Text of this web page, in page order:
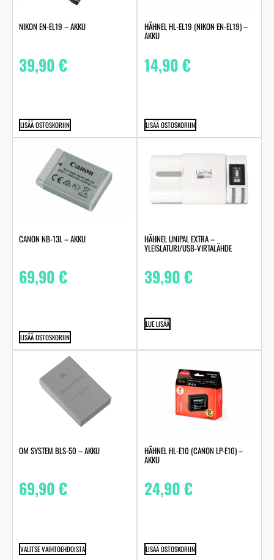
NIKON EN-EL19 – AKKU
39,90€
LISÄÄ OSTOSKORIIN
HÄHNEL HL-EL19 (NIKON EN-EL19) –
AKKU
14,90€
LISÄÄ OSTOSKORIIN
CANON NB-13L – AKKU
69,90€
LISÄÄ OSTOSKORIIN
HÄHNEL UNIPAL EXTRA –
YLEISLATURI/USB-VIRTALÄHDE
39,90€
LUE LISÄÄ
OM SYSTEM BLS-50 – AKKU
69,90€
VALITSE VAIHTOEHDOISTA
HÄHNEL HL-E10 (CANON LP-E10) –
AKKU
24,90€
LISÄÄ OSTOSKORIIN